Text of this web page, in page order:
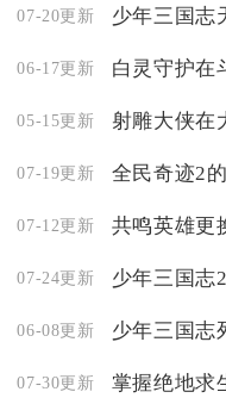
07-20更新 少年三国志
06-17更新
05-15更新
07-19更新 全民奇迹2
07-12更新
07-24更新
06-08更新
07-30更新